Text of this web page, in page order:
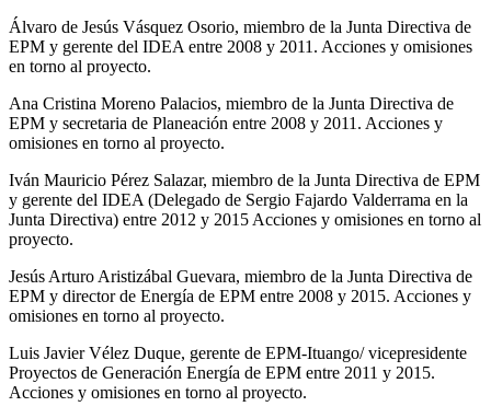
Álvaro de Jesús Vásquez Osorio, miembro de la Junta Directiva de
EPM y gerente del IDEA entre 2008 y 2011. Acciones y omisiones
en torno al proyecto.
Ana Cristina Moreno Palacios, miembro de la Junta Directiva de
EPM y secretaria de Planeación entre 2008 y 2011. Acciones y
omisiones en torno al proyecto.
Iván Mauricio Pérez Salazar, miembro de la Junta Directiva de EPM
y gerente del IDEA (Delegado de Sergio Fajardo Valderrama en la
Junta Directiva) entre 2012 y 2015 Acciones y omisiones en torno al
proyecto.
Jesús Arturo Aristizábal Guevara, miembro de la Junta Directiva de
EPM y director de Energía de EPM entre 2008 y 2015. Acciones y
omisiones en torno al proyecto.
Luis Javier Vélez Duque, gerente de EPM-Ituango/ vicepresidente
Proyectos de Generación Energía de EPM entre 2011 y 2015.
Acciones y omisiones en torno al proyecto.